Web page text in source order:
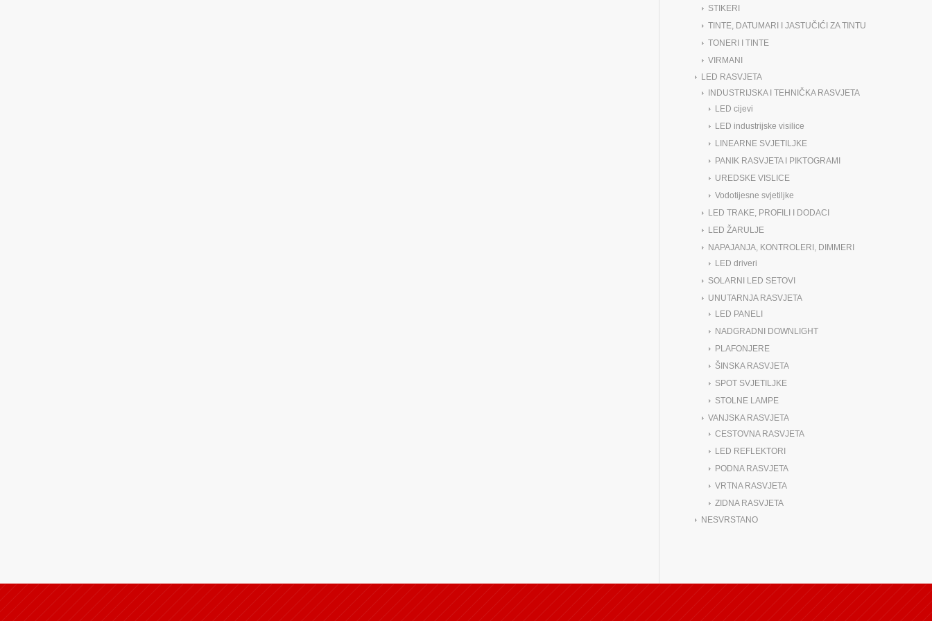
STIKERI
TINTE, DATUMARI I JASTUČIĆI ZA TINTU
TONERI I TINTE
VIRMANI
LED RASVJETA
INDUSTRIJSKA I TEHNIČKA RASVJETA
LED cijevi
LED industrijske visilice
LINEARNE SVJETILJKE
PANIK RASVJETA I PIKTOGRAMI
UREDSKE VISLICE
Vodotijesne svjetiljke
LED TRAKE, PROFILI I DODACI
LED ŽARULJE
NAPAJANJA, KONTROLERI, DIMMERI
LED driveri
SOLARNI LED SETOVI
UNUTARNJA RASVJETA
LED PANELI
NADGRADNI DOWNLIGHT
PLAFONJERE
ŠINSKA RASVJETA
SPOT SVJETILJKE
STOLNE LAMPE
VANJSKA RASVJETA
CESTOVNA RASVJETA
LED REFLEKTORI
PODNA RASVJETA
VRTNA RASVJETA
ZIDNA RASVJETA
NESVRSTANO